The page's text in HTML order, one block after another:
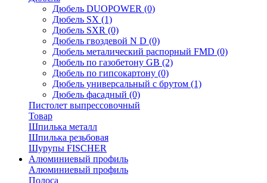
Дюбель DUOPOWER (0)
Дюбель SX (1)
Дюбель SXR (0)
Дюбель гвоздевой N D (0)
Дюбель металический распорный FMD (0)
Дюбель по газобетону GB (2)
Дюбель по гипсокартону (0)
Дюбель универсальный с брутом (1)
Дюбель фасадный (0)
Пистолет выпрессовочный
Товар
Шпилька металл
Шпилька резьбовая
Шурупы FISCHER
Алюминиевый профиль
Алюминиевый профиль
Полоса